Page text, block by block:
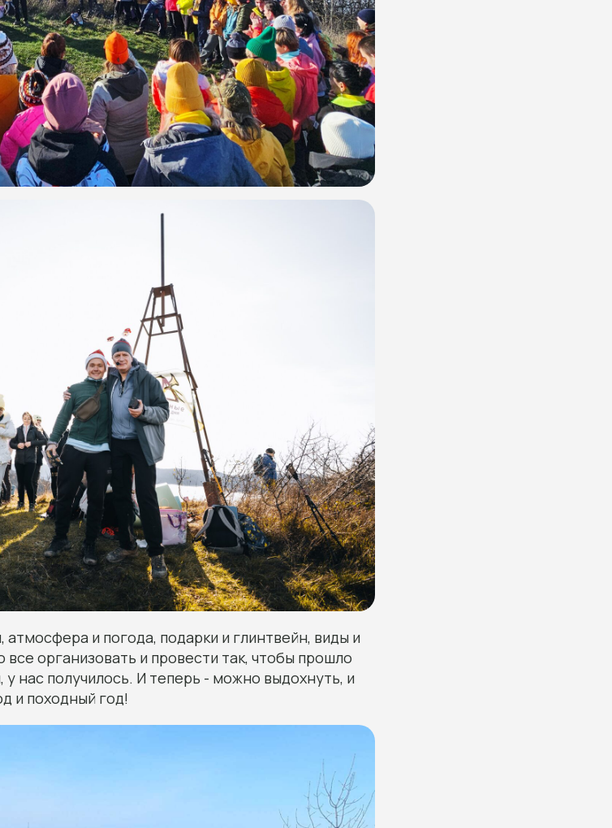
и погода, подарки и глинтвейн, виды и
организовать и провести так, чтобы прошло
у нас получилось. И теперь - можно выдохнуть, и
и походный год!